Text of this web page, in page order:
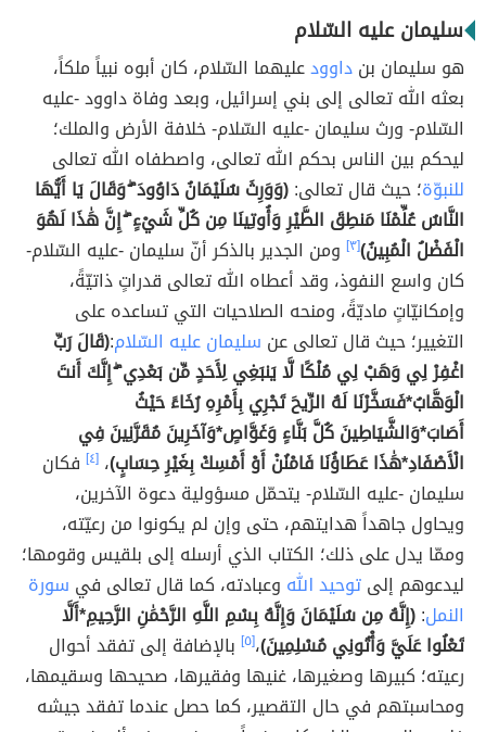
سليمان عليه السّلام
هو سليمان بنداوودعليهما السّلام، كان أبوه نبياً ملكاً،
بعثه الله تعالى إلى بني إسرائيل، وبعد وفاة داوود -عليه
السّلام- ورث سليمان -عليه السّلام- خلافة الأرض والملك؛
ليحكم بين الناس بحكم الله تعالى، واصطفاه الله تعالى
للنبوّة؛ حيث قال تعالى:(وَوَرِثَ سُلَيْمَانُ دَاوُودَ ۖ وَقَالَ يَا أَيُّهَا
النَّاسُ عُلِّمْنَا مَنطِقَ الطَّيْرِ وَأُوتِينَا مِن كُلِّ شَيْءٍ ۖ إِنَّ هَٰذَا لَهُوَ
الْفَضْلُ الْمُبِينُ)[٣]
ومن الجدير بالذكر أنّ سليمان -عليه السّلام-
كان واسع النفوذ، وقد أعطاه الله تعالى قدراتٍ ذاتيّةً،
وإمكانيّاتٍ ماديّةً، ومنحه الصلاحيات التي تساعده على
التغيير؛ حيث قال تعالى عن سليمان عليه السّلام:(قَالَ رَبِّ
اغْفِرْ لِي وَهَبْ لِي مُلْكًا لَّا يَنبَغِي لِأَحَدٍ مِّن بَعْدِي ۖ إِنَّكَ أَنتَ
الْوَهَّابُ*فَسَخَّرْنَا لَهُ الرِّيحَ تَجْرِي بِأَمْرِهِ رُخَاءً حَيْثُ
أَصَابَ*وَالشَّيَاطِينَ كُلَّ بَنَّاءٍ وَغَوَّاصٍ*وَآخَرِينَ مُقَرَّنِينَ فِي
الْأَصْفَادِ*هَٰذَا عَطَاؤُنَا فَامْنُنْ أَوْ أَمْسِكْ بِغَيْرِ حِسَابٍ)، [٤]
فكان
سليمان -عليه السّلام- يتحمّل مسؤولية دعوة الآخرين،
ويحاول جاهداً هدايتهم، حتى وإن لم يكونوا من رعيّته،
وممّا يدل على ذلك؛ الكتاب الذي أرسله إلى بلقيس وقومها؛
ليدعوهم إلىتوحيد الله وعبادته، كما قال تعالى في سورة
النمل:(إِنَّهُ مِن سُلَيْمَانَ وَإِنَّهُ بِسْمِ اللَّهِ الرَّحْمَٰنِ الرَّحِيمِ*أَلَّا
تَعْلُوا عَلَيَّ وَأْتُونِي مُسْلِمِينَ)،[٥]
بالإضافة إلى تفقد أحوال
رعيته؛ كبيرها وصغيرها، غنيها وفقيرها، صحيحها وسقيمها،
ومحاسبتهم في حال التقصير، كما حصل عندما تفقد جيشه